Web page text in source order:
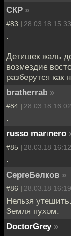
СКР »
#83 | 28.03.18 15:33
.
Детишек жаль
возмездие
разберутся как
bratherrab »
#84 | 28.03.18 16:02
.
russo marinero
#85 | 28.03.18 16:12
.
СергеБелков »
#86 | 28.03.18 16:19
Нельзя
Земля пухом.
DoctorGrey »